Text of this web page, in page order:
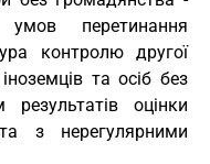
перетинання
контролю другої
та осіб без
оцінки
з нерегулярними